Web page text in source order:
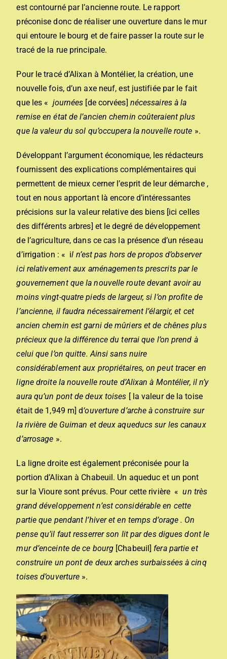
est contourné par l’ancienne route. Le rapport
préconise donc de réaliser une ouverture dans le mur
qui entoure le bourg et de faire passer la route sur le
tracé de la rue principale.
Pour le tracé d’Alixan à Montélier, la création, une
nouvelle fois, d’un axe neuf, est justifiée par le fait
que les « journées [de corvées] nécessaires à la
remise en état de l’ancien chemin coûteraient plus
que la valeur du sol qu’occupera la nouvelle route ».
Développant l’argument économique, les rédacteurs
fournissent des explications complémentaires qui
permettent de mieux cerner l’esprit de leur démarche ,
tout en nous apportant là encore d’intéressantes
précisions sur la valeur relative des biens [ici celles
des différents arbres] et le degré de développement
de l’agriculture, dans ce cas la présence d’un réseau
d’irrigation : « il n’est pas hors de propos d’observer
ici relativement aux aménagements prescrits par le
gouvernement que la nouvelle route devant avoir au
moins vingt-quatre pieds de largeur, si l’on profite de
l’ancienne, il faudra nécessairement l’élargir, et cet
ancien chemin est garni de mûriers et de chênes plus
précieux que la différence du terrai que l’on prend à
celui que l’on quitte. Ainsi sans nuire
considérablement aux propriétaires, on peut tracer en
ligne droite la nouvelle route d’Alixan à Montélier, il n’y
aura qu’un pont de deux toises [ la valeur de la toise
était de 1,949 m] d‘ouverture d’arche à construire sur
la rivière de Guiman et deux aqueducs sur les canaux
d’arrosage ».
La ligne droite est également préconisée pour la
portion d’Alixan à Chabeuil. Un aqueduc et un pont
sur la Vioure sont prévus. Pour cette rivière «un très
grand développement n’est considérable en cette
partie que pendant l’hiver et en temps d’orage . On
pense qu’il faut resserrer son lit par des digues dont le
mur d’enceinte de ce bourg [Chabeuil] fera partie et
construire un pont de deux arches surbaissées à cinq
toises d’ouverture ».